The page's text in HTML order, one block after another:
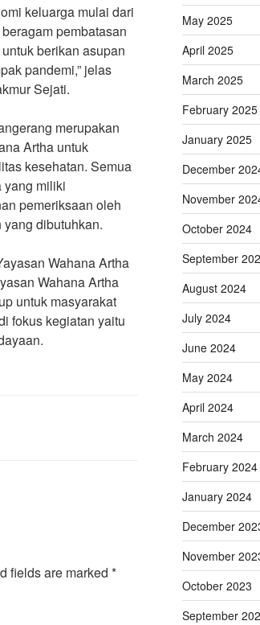
keluarga mulai dari
pembatasan
berikan asupan
pandemi,” jelas
Sejati.
merupakan
Artha untuk
kesehatan. Semua
yang miliki
pemeriksaan oleh
dibutuhkan.
Wahana Artha
Wahana Artha
untuk masyarakat
fokus kegiatan yaitu
fields are marked *
May 2025
April 2025
March 2025
February 2025
January 2025
December
November
October 2024
September
August 2024
July 2024
June 2024
May 2024
April 2024
March 2024
February 2024
January 2024
December
November
October 2023
September